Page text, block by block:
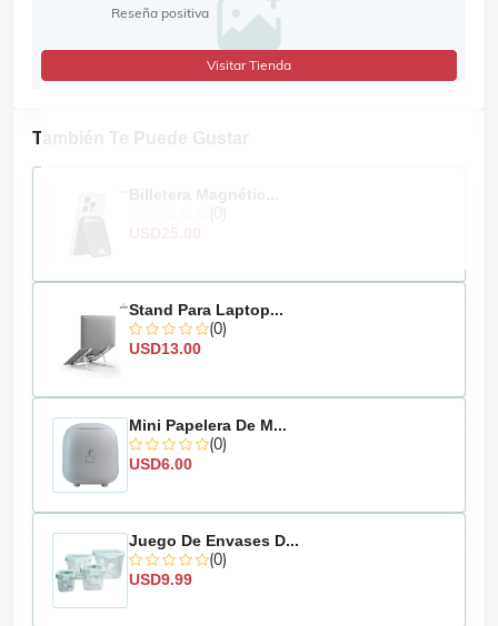
Jazmín
También Te Puede Gustar
Stand Para Laptop...
(0)
USD13.00
Mini Papelera De M...
(0)
USD6.00
Juego De Envases D...
(0)
USD9.99
Reseña positiva
Visitar Tienda